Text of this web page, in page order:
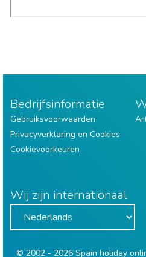
Bedrijfsinformatie
Gebruiksvoorwaarden
Privacyverklaring en Cookies
Cookievoorkeuren
Wij zijn internationaal
© 2002 - 2026 Spain holiday